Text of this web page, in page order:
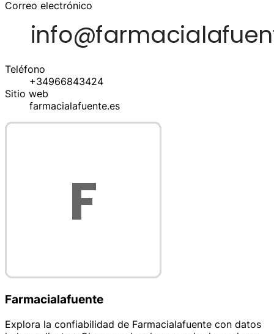
Correo electrónico
Teléfono
+34966843424
Sitio web
farmacialafuente.es
Farmacialafuente
Explora la confiabilidad de Farmacialafuente con datos